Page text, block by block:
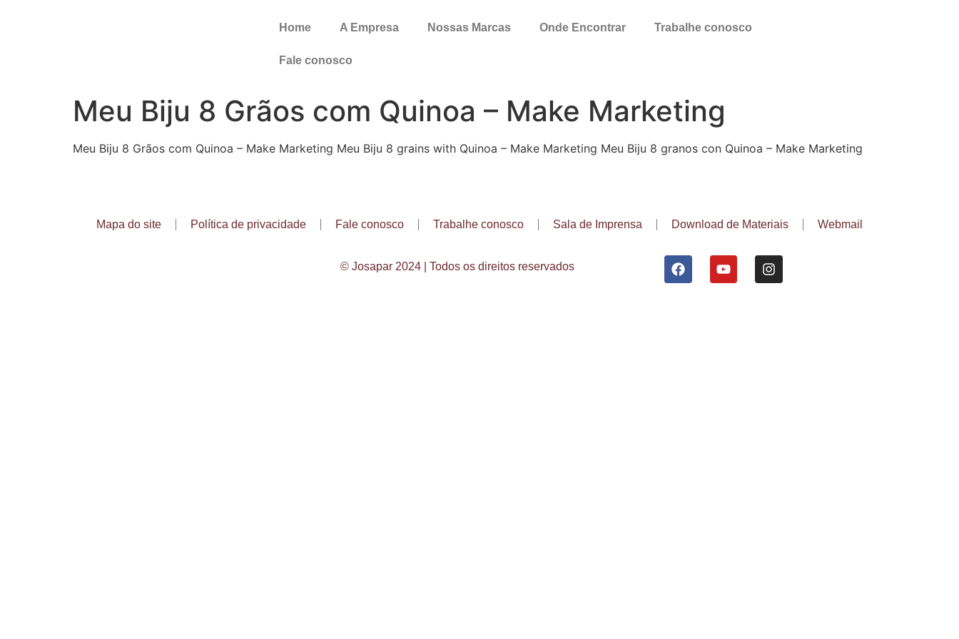
Home A Empresa Nossas Marcas Onde Encontrar Trabalhe conosco
Fale conosco
Meu Biju 8 Grãos com Quinoa – Make Marketing
Meu Biju 8 Grãos com Quinoa – Make Marketing Meu Biju 8 grains with Quinoa – Make Marketing Meu Biju 8 granos con Quinoa – Make Marketing
Mapa do site Política de privacidade Fale conosco Trabalhe conosco Sala de Imprensa Download de Materiais Webmail
© Josapar 2024 | Todos os direitos reservados